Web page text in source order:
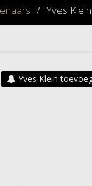
/ Yves Klein
Yves Klein